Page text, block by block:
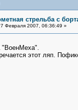
стрельба с
Февраля 2007, 06:36:49 »
"ВоенМеха".
этот ляп.